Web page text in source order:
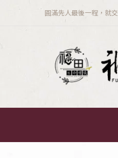
圓滿先人最後一程，就